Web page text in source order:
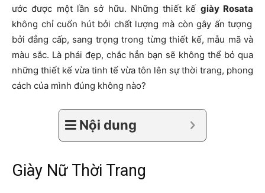
ước được một lần sở hữu. Những thiết kế giày Rosata
không chỉ cuốn hút bởi chất lượng mà còn gây ấn tượng
bởi đẳng cấp, sang trọng trong từng thiết kế, mẫu mã và
màu sắc. Là phái đẹp, chắc hẳn bạn sẽ không thể bỏ qua
những thiết kế vừa tinh tế vừa tôn lên sự thời trang, phong
cách của mình đúng không nào?
Nội dung
Giày Nữ Thời Trang